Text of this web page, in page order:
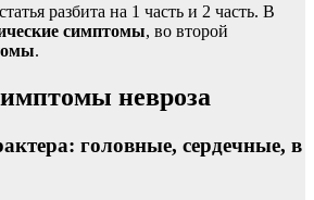
разбита на 1 часть и 2 часть. В
симптомы, во второй
.
невроза
головные, сердечные, в